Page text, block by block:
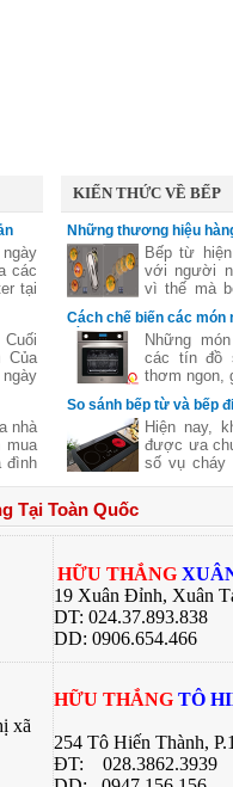
các
tại
Của
nhà
mua
đình
cho
KIẾN THỨC VỀ BẾP
Những thương hiệu
vùng nấu linh hoạt
Bếp từ
với người
vì thế mà
bếp từ
nhiên
Cách chế biến các
bằng lò nướngNhững
các tín đồ
thơm ngon,
nhưng lại
giữ
của thực
giúp bạn
ngon khác
nhiều công
So sánh bếp từ và bếp
Hiện nay,
được ưa
số vụ cháy
riêng. Bài
về 2 dòng
bạn có sự
bếp của gia
Tại Toàn Quốc
HỮU THẮNG
19 Xuân Đỉnh, Xuân
DT: 024.37.893.838
DD: 0906.654.466
xã
HỮU THẮNG TÔ
254 Tô Hiến Thành,
ĐT:
028.3862.3939